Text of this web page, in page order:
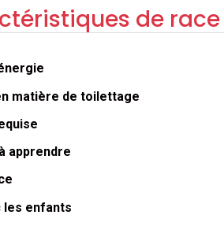
de race
matière de toilettage
apprendre
les enfants